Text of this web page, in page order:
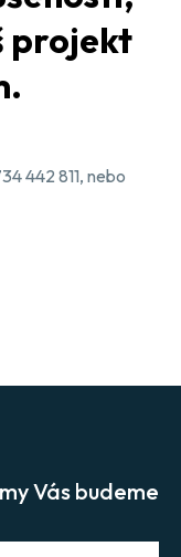
projekt
442 811, nebo
Vás budeme